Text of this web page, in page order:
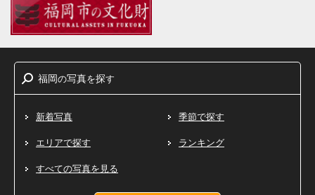
福岡の写真を探す
新着写真 季節で探す
エリアで探す ランキング
すべての写真を見る